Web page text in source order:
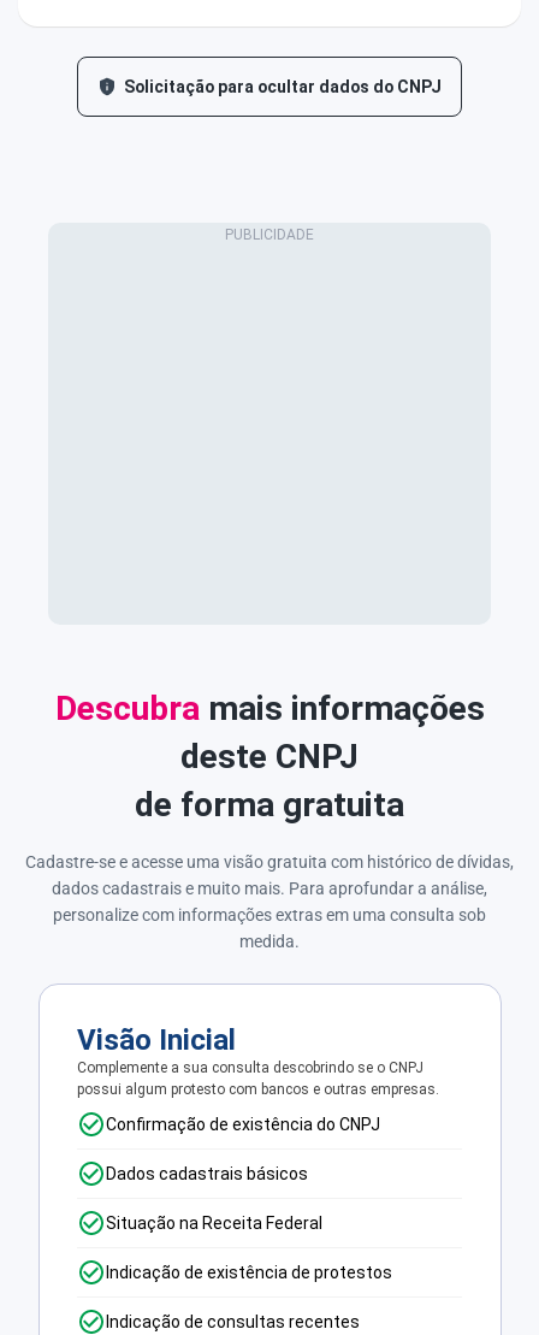
Solicitação para ocultar dados do CNPJ
Descubramais informações
deste CNPJ
de forma gratuita
Cadastre-se e acesse uma visão gratuita com histórico de dívidas,
dados cadastrais e muito mais. Para aprofundar a análise,
personalize com informações extras em uma consulta sob
medida.
Visão Inicial
Complemente a sua consulta descobrindo se o CNPJ
possui algum protesto com bancos e outras empresas.
Confirmação de existência do CNPJ
Dados cadastrais básicos
Situação na Receita Federal
Indicação de existência de protestos
Indicação de consultas recentes